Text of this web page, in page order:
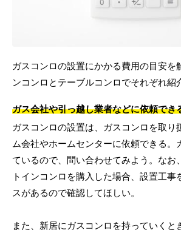
ガスコンロの設置にかかる費用の目安を
ンコンロとテーブルコンロでそれぞれ紹
ガス会社や引っ越し業者などに依頼でき
ガスコンロの設置は、ガスコンロを取り
ム会社やホームセンターに依頼できる。
ているので、問い合わせてみよう。なお
トインコンロを購入した場合、設置工事
スがあるので確認してほしい。
また、新居にガスコンロを持っていくと